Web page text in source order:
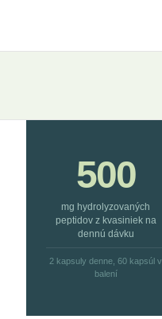
500
mg hydrolyzovaných
peptidov z kvasiniek na
dennú dávku
2 kapsuly denne, 60 kapsúl v
balení